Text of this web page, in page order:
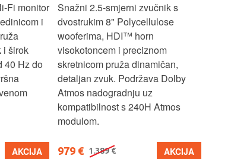
Fi monitor
i
i širok
40 Hz do
AKCIJA
Snažni 2.5-smjerni zvučnik s
dvostrukim 8" Polycellulose
wooferima, HDI™ horn
visokotoncem i preciznom
skretnicom pruža dinamičan,
detaljan zvuk. Podržava Dolby
Atmos nadogradnju uz
kompatibilnost s 240H Atmos
modulom.
979 € 1.389 € AKCIJA